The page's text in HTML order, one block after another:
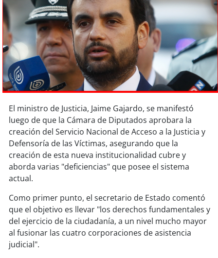
soychile
soyarica
soyiquique
soycalama
soy antofagasta
soy copiapó
soyvalparaíso
soy
soysanantonio
soychillán
soysancarlos
El ministro de Justicia, Jaime Gajardo, se manifestó
luego de que la Cámara de Diputados aprobara la
creación del Servicio Nacional de Acceso a la Justicia y
Defensoría de las Víctimas, asegurando que la
creación de esta nueva institucionalidad cubre y
aborda varias "deficiencias" que posee el sistema
actual.
Como primer punto, el secretario de Estado comentó
que el objetivo es llevar "los derechos fundamentales y
del ejercicio de la ciudadanía, a un nivel mucho mayor
al fusionar las cuatro corporaciones de asistencia
judicial".